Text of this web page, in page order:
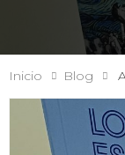
Inicio Blog